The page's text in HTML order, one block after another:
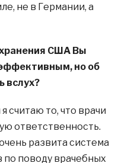
не в Германии, а
США Вы
но об
вслух?
то, что врачи
ответственность.
развита система
по поводу врачебных